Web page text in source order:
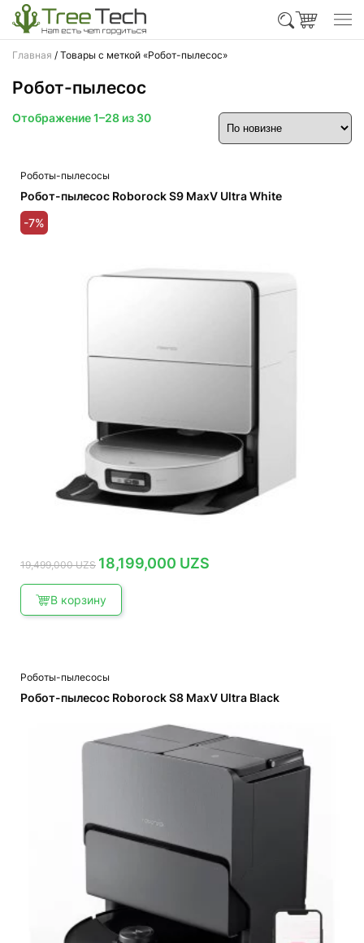
Главная / Товары с меткой «Робот-пылесос»
Робот-пылесос
Отображение 1–28 из 30Сортировка:
Роботы-пылесосы
Робот-пылесос Roborock S9 MaxV Ultra White
-7%
19,499,000UZS Первоначальная
цена
19,499,000 UZS.
18,199,000 UZS
В корзину
Роботы-пылесосы
Робот-пылесос Roborock S8 MaxV Ultra Black